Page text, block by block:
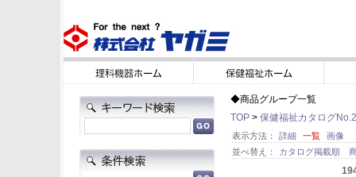
◆商品グループ一覧
TOP > 保健福祉カタログ
表示方法： 詳細 一覧
画像
並べ替え：
カタログ掲載順